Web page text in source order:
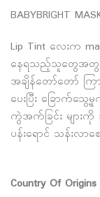
BABYBRIGHT
Lip Tint လေးက
နေရသည့်သူတွေအတွက်
အချိန်တော်တော် က
ပေးပြီး ‌‌ခြောက်သွ
ကွဲအက်ခြင်း များ
ပန်းရောင် သန်းလာ
Country Of Origins